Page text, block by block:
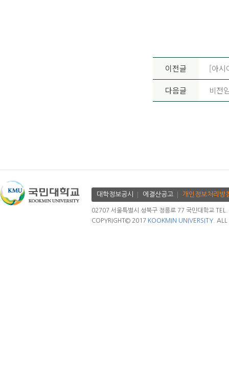
이전글 [아시
다음글 비전
대학정보공시 에결산공고 개인정보처리방
02707 서울특별시 성북구 정릉로 77 국민대학교
COPYRIGHT© 2017 KOOKMIN UNIVERSITY. ALL